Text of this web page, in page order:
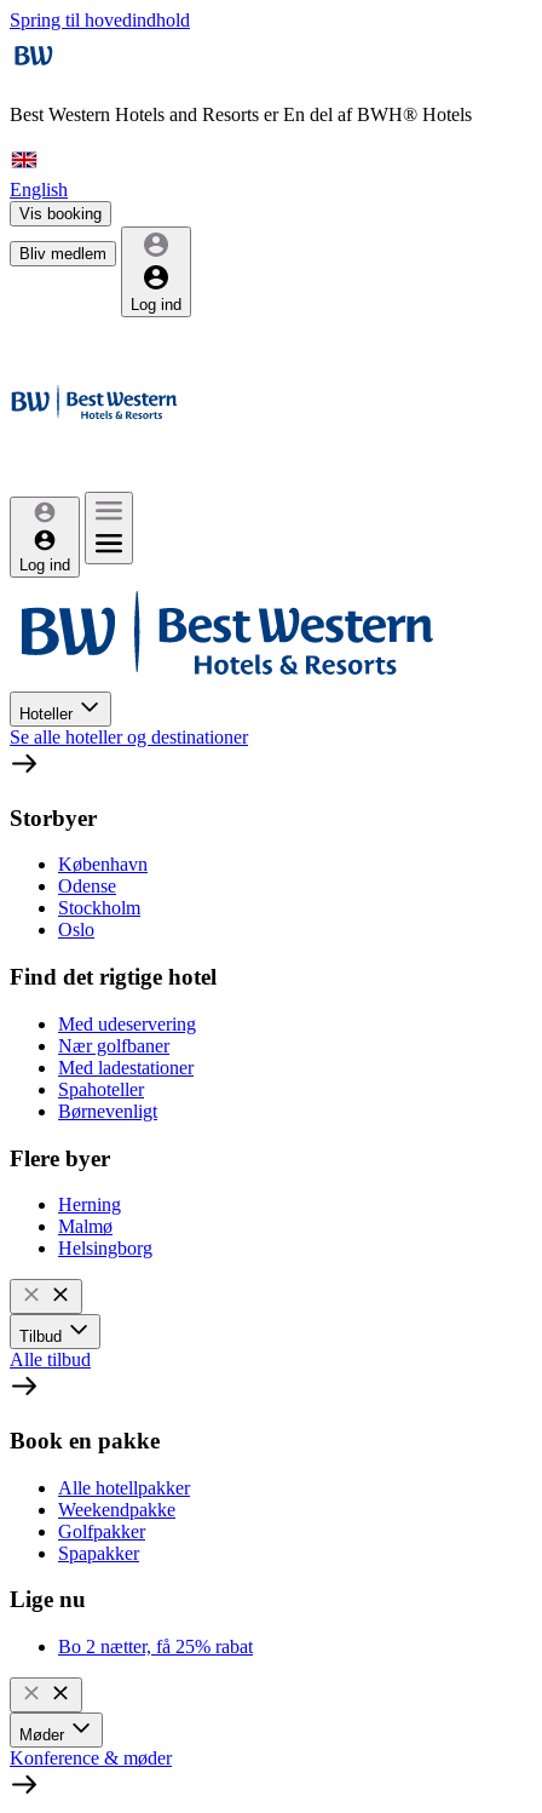
Spring til hovedindhold
Best Western Hotels and Resorts erEn del af BWH® Hotels
English
Vis booking
Bliv medlem
Log ind
Log ind
Hoteller
Se alle hoteller og destinationer
Storbyer
København
Odense
Stockholm
Oslo
Find det rigtige hotel
Med udeservering
Nær golfbaner
Med ladestationer
Spahoteller
Børnevenligt
Flere byer
Herning
Malmø
Helsingborg
Tilbud
Alle tilbud
Book en pakke
Alle hotellpakker
Weekendpakke
Golfpakker
Spapakker
Lige nu
Bo 2 nætter, få 25% rabat
Møder
Konference & møder